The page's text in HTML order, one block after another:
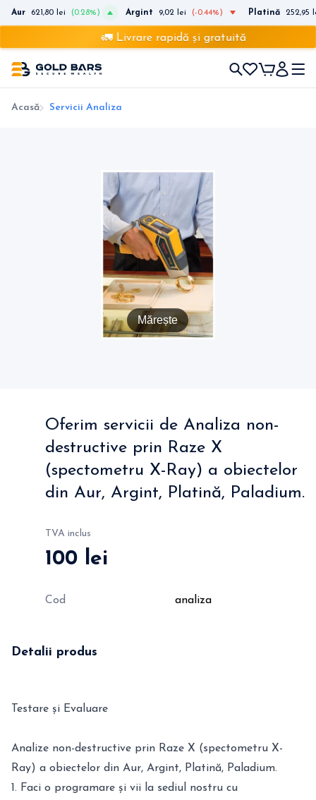
Aur 621,80 lei (0.28%) Argint 9,02 lei (-0.44%) Platină 252,95
🚛 Livrare rapidă și gratuită
Acasă Servicii Analiza
Mărește
Oferim servicii de Analiza non-
destructive prin Raze X
(spectometru X-Ray) a obiectelor
din Aur, Argint, Platină, Paladium.
TVA inclus
100 lei
Cod analiza
Detalii produs
Testare și Evaluare
Analize non-destructive prin Raze X (spectometru X-
Ray) a obiectelor din Aur, Argint, Platină, Paladium.
1. Faci o programare și vii la sediul nostru cu